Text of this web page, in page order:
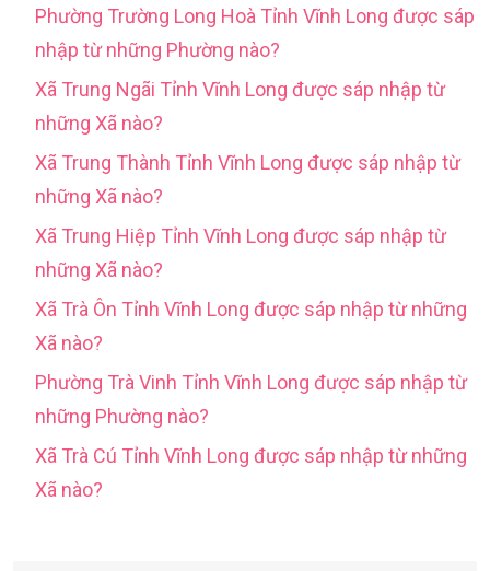
Phường Trường Long Hoà Tỉnh Vĩnh Long được sáp
nhập từ những Phường nào?
Xã Trung Ngãi Tỉnh Vĩnh Long được sáp nhập từ
những Xã nào?
Xã Trung Thành Tỉnh Vĩnh Long được sáp nhập từ
những Xã nào?
Xã Trung Hiệp Tỉnh Vĩnh Long được sáp nhập từ
những Xã nào?
Xã Trà Ôn Tỉnh Vĩnh Long được sáp nhập từ những
Xã nào?
Phường Trà Vinh Tỉnh Vĩnh Long được sáp nhập từ
những Phường nào?
Xã Trà Cú Tỉnh Vĩnh Long được sáp nhập từ những
Xã nào?